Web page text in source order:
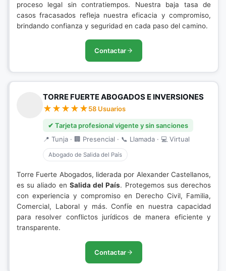
proceso legal sin contratiempos. Nuestra baja tasa de
casos fracasados refleja nuestra eficacia y compromiso,
brindando confianza y seguridad en cada paso del camino.
Contactar
TORRE FUERTE ABOGADOS E INVERSIONES
58 Usuarios
✔ Tarjeta profesional vigente y sin sanciones
📍 Tunja · 🏢 Presencial · 📞 Llamada · 💻 Virtual
Abogado de Salida del País
Torre Fuerte Abogados, liderada por Alexander Castellanos,
es su aliado en Salida del País. Protegemos sus derechos
con experiencia y compromiso en Derecho Civil, Familia,
Comercial, Laboral y más. Confíe en nuestra capacidad
para resolver conflictos jurídicos de manera eficiente y
transparente.
Contactar